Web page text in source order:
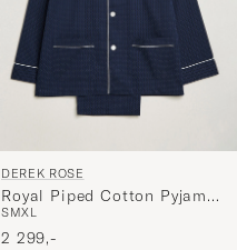
DEREK ROSE
Royal Piped Cotton Pyjama
Set Navy
SMXL
2 299,-